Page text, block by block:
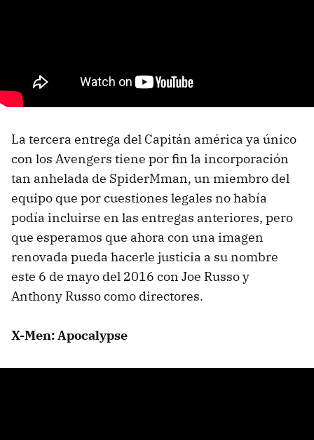
La tercera entrega del Capitán américa ya único
con los Avengers tiene por fin la incorporación
tan anhelada de SpiderMman, un miembro del
equipo que por cuestiones legales no había
podía incluirse en las entregas anteriores, pero
que esperamos que ahora con una imagen
renovada pueda hacerle justicia a su nombre
este 6 de mayo del 2016 con Joe Russo y
Anthony Russo como directores.
X-Men: Apocalypse